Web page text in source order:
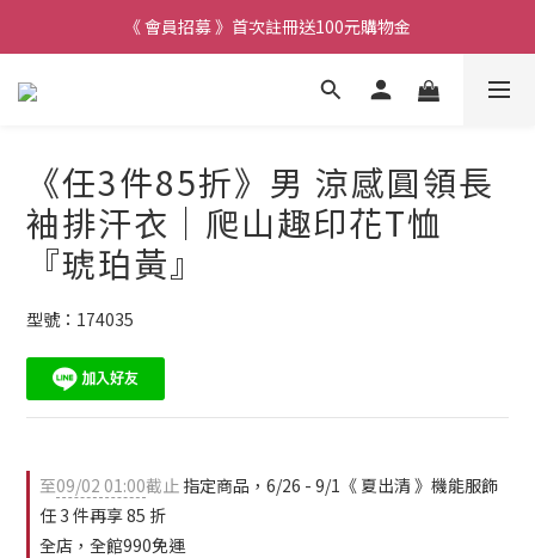
《 會員招募 》首次註冊送100元購物金
《任3件85折》男 涼感圓領長
袖排汗衣｜爬山趣印花T恤
『琥珀黃』
型號：174035
至09/02 01:00截止 指定商品，6/26 - 9/1《 夏出清 》機能服飾
任 3 件再享 85 折
全店，全館990免運